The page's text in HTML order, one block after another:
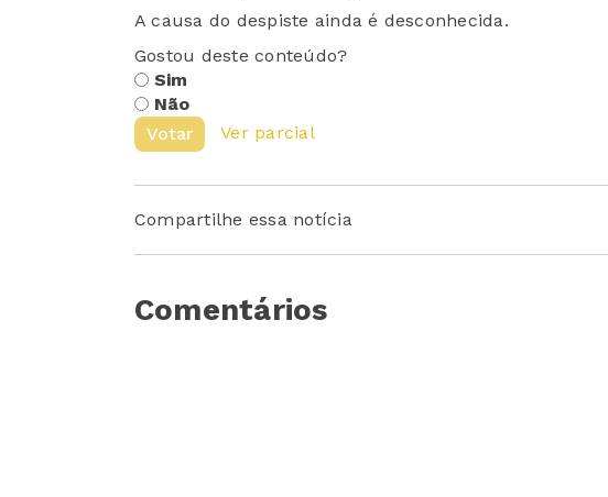
A causa do despiste ainda é desconhecida.
Gostou deste conteúdo?
Sim
Não
Votar
Ver parcial
Compartilhe essa notícia
Comentários